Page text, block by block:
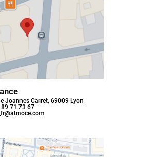
Joannes Carret, 69009 Lyon
89 71 73 67